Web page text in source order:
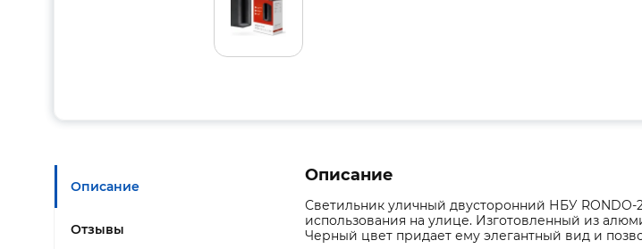
Описание
Отзывы
Описание
Светильник уличный двусторонний НБУ RONDO-
использования на улице. Изготовленный из
Черный цвет придает ему элегантный вид и